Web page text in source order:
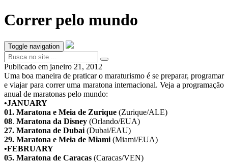
Correr pelo mundo
Toggle navigation
Publicado em janeiro 21, 2012
Uma boa maneira de praticar o maraturismo é se preparar, programar
e viajar para correr uma maratona internacional. Veja a programação
anual de maratonas pelo mundo:
•JANUARY
01. Maratona e Meia de Zurique (Zurique/ALE)
08. Maratona da Disney (Orlando/EUA)
27. Maratona de Dubai (Dubai/EAU)
29. Maratona e Meia de Miami (Miami/EUA)
•FEBRUARY
05. Maratona de Caracas (Caracas/VEN)